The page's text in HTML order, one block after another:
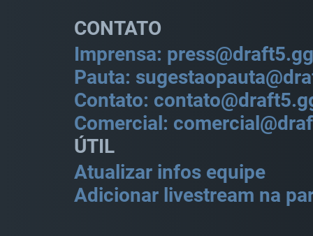
CONTATO
Imprensa: press@draft5.gg
Pauta:
Contato:
Comercial:
ÚTIL
Atualizar infos equipe
Adicionar livestream na